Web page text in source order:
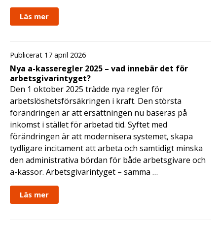
Läs mer
Publicerat 17 april 2026
Nya a-kasseregler 2025 – vad innebär det för
arbetsgivarintyget?
Den 1 oktober 2025 trädde nya regler för
arbetslöshetsförsäkringen i kraft. Den största
förändringen är att ersättningen nu baseras på
inkomst i stället för arbetad tid. Syftet med
förändringen är att modernisera systemet, skapa
tydligare incitament att arbeta och samtidigt minska
den administrativa bördan för både arbetsgivare och
a-kassor. Arbetsgivarintyget – samma …
Läs mer